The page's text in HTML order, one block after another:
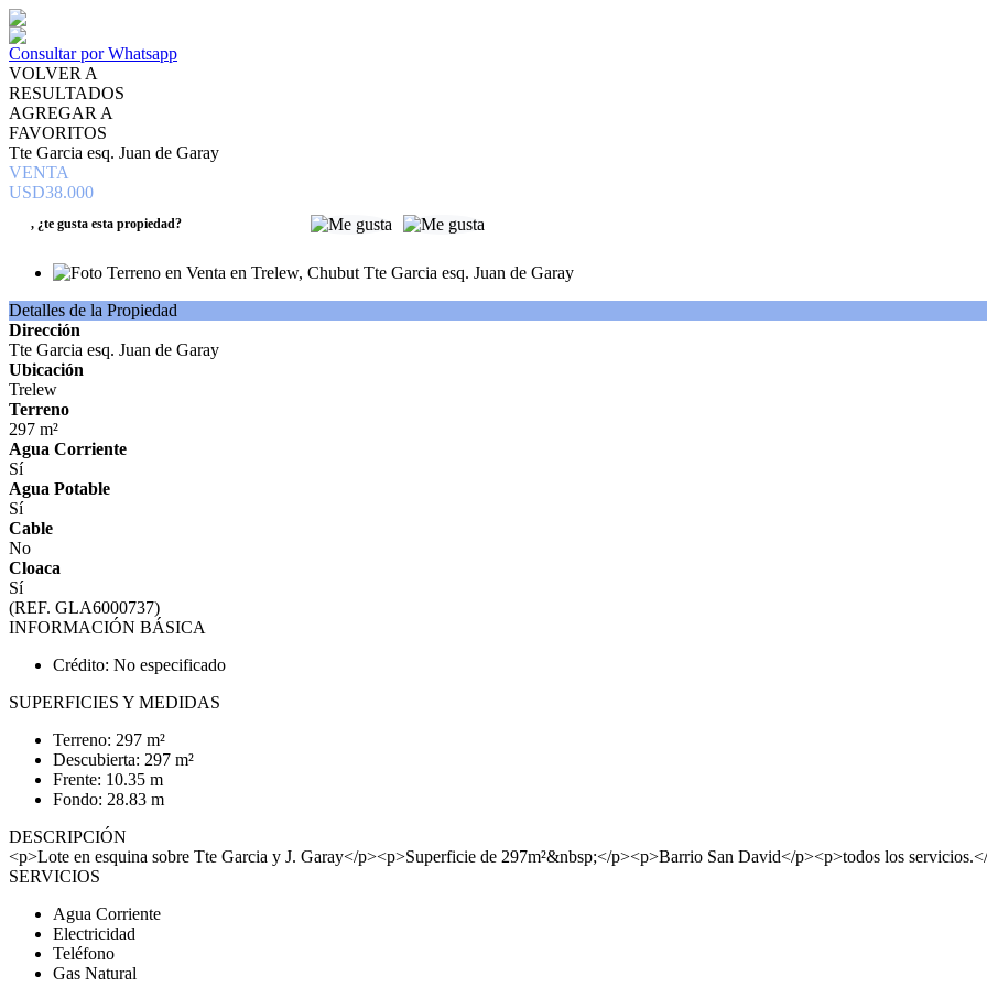
Consultar por Whatsapp
VOLVER A
RESULTADOS
AGREGAR A
FAVORITOS
Tte Garcia esq. Juan de Garay
VENTA
USD38.000
, ¿te gusta esta propiedad?
Detalles de la Propiedad
Dirección
Tte Garcia esq. Juan de Garay
Ubicación
Trelew
Terreno
297 m²
Agua Corriente
Sí
Agua Potable
Sí
Cable
No
Cloaca
Sí
(REF. GLA6000737)
INFORMACIÓN BÁSICA
Crédito: No especificado
SUPERFICIES Y MEDIDAS
Terreno: 297 m²
Descubierta: 297 m²
Frente: 10.35 m
Fondo: 28.83 m
DESCRIPCIÓN
<p>Lote en esquina sobre Tte Garcia y J. Garay</p><p>Superficie de 297m²&nbsp;</p><p>Barrio San David</p><p>todos los
SERVICIOS
Agua Corriente
Electricidad
Teléfono
Gas Natural